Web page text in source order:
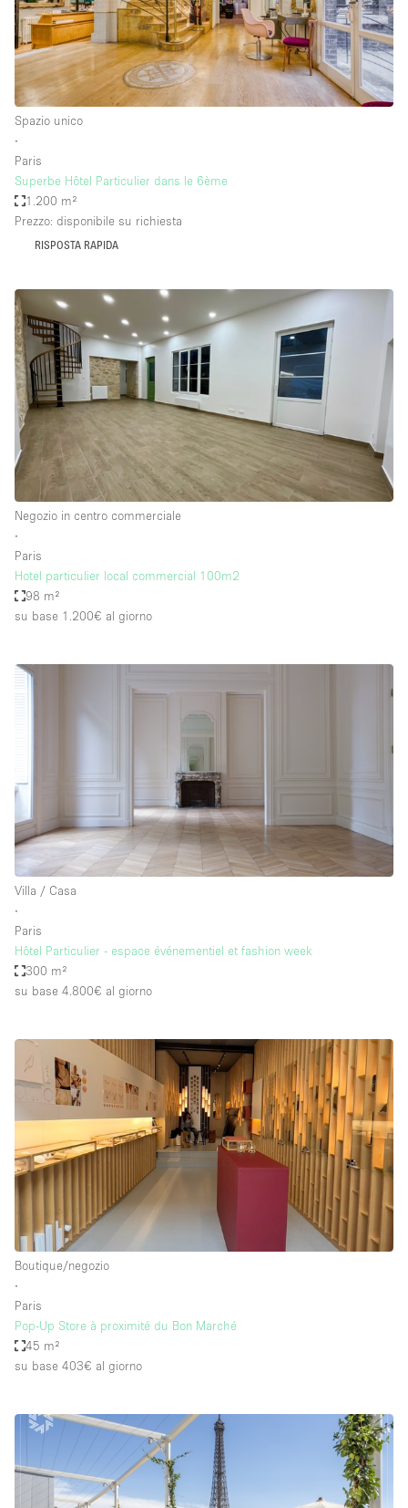
Spazio unico
∙
Paris
Superbe Hôtel Particulier dans le 6ème
1.200 m²
Prezzo: disponibile su richiesta
RISPOSTA RAPIDA
Negozio in centro commerciale
∙
Paris
Hotel particulier local commercial 100m2
98 m²
su base 1.200€ al giorno
Villa / Casa
∙
Paris
Hôtel Particulier - espace événementiel et fashion week
300 m²
su base 4.800€ al giorno
Boutique/negozio
∙
Paris
Pop-Up Store à proximité du Bon Marché
45 m²
su base 403€ al giorno